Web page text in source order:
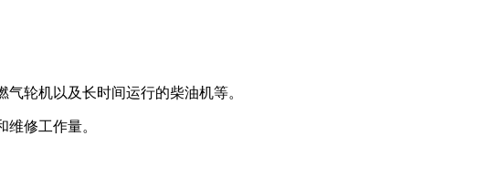
轮机以及长时间运行的柴油机等。
修工作量。